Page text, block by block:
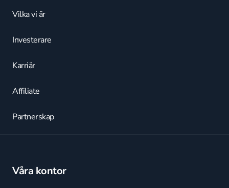
Vilka vi är
Investerare
Karriär
Affiliate
Partnerskap
Våra kontor